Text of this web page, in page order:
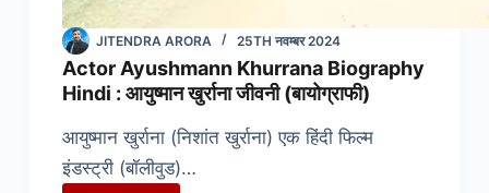
JITENDRA ARORA 25TH नवम्बर 2024
Actor Ayushmann Khurrana Biography
Hindi : आयुष्मान खुर्राना जीवनी (बायोग्राफी)
आयुष्मान खुर्राना (निशांत खुर्राना) एक हिंदी फिल्म
इंडस्ट्री (बॉलीवुड)…